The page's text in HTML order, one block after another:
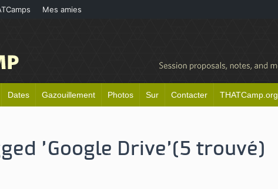
Dates Gazouillement Photos Sur Contacter THATCamp.org
'Google Drive'(5 trouvé)
Mes amies